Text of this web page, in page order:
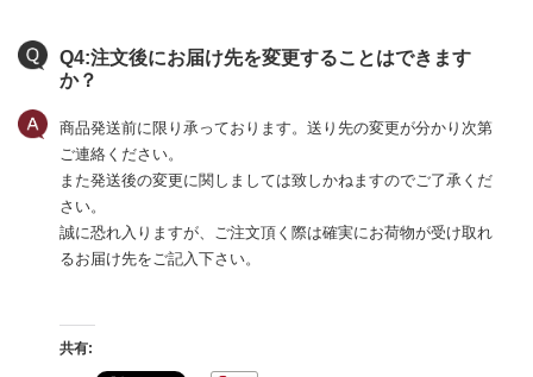
Q4:注文後にお届け先を変更することはできます
か？
商品発送前に限り承っております。送り先の変更が分かり次第
ご連絡ください。
また発送後の変更に関しましては致しかねますのでご了承くだ
さい。
誠に恐れ入りますが、ご注文頂く際は確実にお荷物が受け取れ
るお届け先をご記入下さい。
共有: